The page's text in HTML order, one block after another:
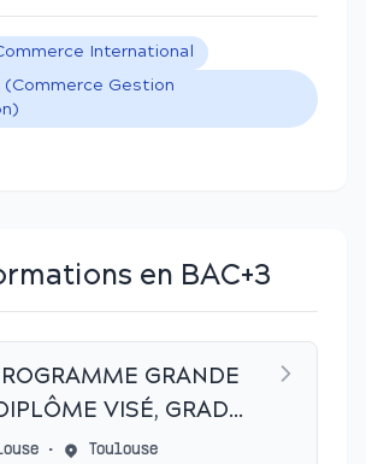
International
Gestion
en BAC+3
GRANDE
VISÉ, GRADE
• Toulouse